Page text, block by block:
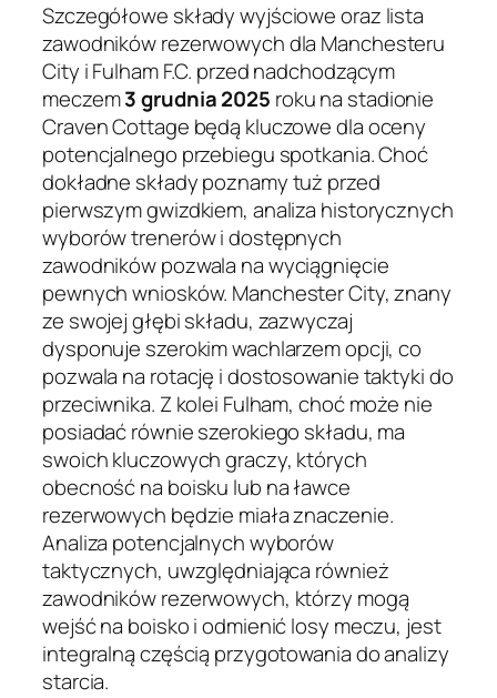
Szczegółowe składy wyjściowe oraz lista
zawodników rezerwowych dla Manchesteru
City i Fulham F.C. przed nadchodzącym
meczem3 grudnia 2025 roku na stadionie
Craven Cottage będą kluczowe dla oceny
potencjalnego przebiegu spotkania. Choć
dokładne składy poznamy tuż przed
pierwszym gwizdkiem, analiza historycznych
wyborów trenerów i dostępnych
zawodników pozwala na wyciągnięcie
pewnych wniosków. Manchester City, znany
ze swojej głębi składu, zazwyczaj
dysponuje szerokim wachlarzem opcji, co
pozwala na rotację i dostosowanie taktyki do
przeciwnika. Z kolei Fulham, choć może nie
posiadać równie szerokiego składu, ma
swoich kluczowych graczy, których
obecność na boisku lub na ławce
rezerwowych będzie miała znaczenie.
Analiza potencjalnych wyborów
taktycznych, uwzględniająca również
zawodników rezerwowych, którzy mogą
wejść na boisko i odmienić losy meczu, jest
integralną częścią przygotowania do analizy
starcia.